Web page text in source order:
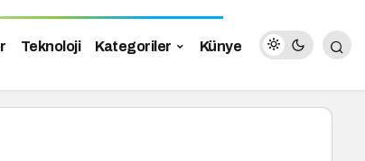
Teknoloji Kategoriler Künye